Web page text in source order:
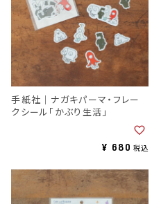
手紙社｜ナガキパーマ・フレー
クシール「かぶり生活」
¥ 680 税込